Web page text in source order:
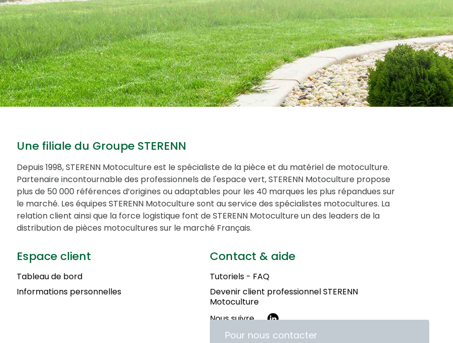
Une filiale du Groupe STERENN
Depuis 1998, STERENN Motoculture est le spécialiste de la pièce et du matériel de motoculture.
Partenaire incontournable des professionnels de l'espace vert, STERENN Motoculture propose
plus de 50 000 références d’origines ou adaptables pour les 40 marques les plus répandues sur
le marché. Les équipes STERENN Motoculture sont au service des spécialistes motocultures. La
relation client ainsi que la force logistique font de STERENN Motoculture un des leaders de la
distribution de pièces motocultures sur le marché Français.
Espace client
Tableau de bord
Informations personnelles
Contact & aide
Tutoriels - FAQ
Devenir client professionnel STERENN
Motoculture
Nous suivre
Pour nous contacter